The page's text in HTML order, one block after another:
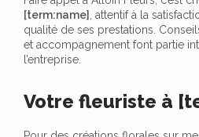
[term:name]
, attentif à la
qualité de ses prestations.
et accompagnement font partie
l’entreprise.
Votre fleuriste à